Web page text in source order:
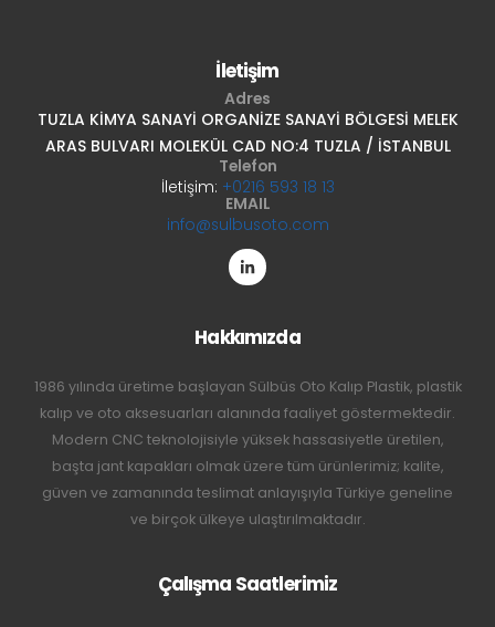
İletişim
Adres
TUZLA KİMYA SANAYİ ORGANİZE SANAYİ BÖLGESİ MELEK
ARAS BULVARI MOLEKÜL CAD NO:4 TUZLA / İSTANBUL
Telefon
İletişim: +0216 593 18 13
EMAIL
info@sulbusoto.com
Hakkımızda
1986 yılında üretime başlayan Sülbüs Oto Kalıp Plastik, plastik
kalıp ve oto aksesuarları alanında faaliyet göstermektedir.
Modern CNC teknolojisiyle yüksek hassasiyetle üretilen,
başta jant kapakları olmak üzere tüm ürünlerimiz; kalite,
güven ve zamanında teslimat anlayışıyla Türkiye geneline
ve birçok ülkeye ulaştırılmaktadır.
Çalışma Saatlerimiz